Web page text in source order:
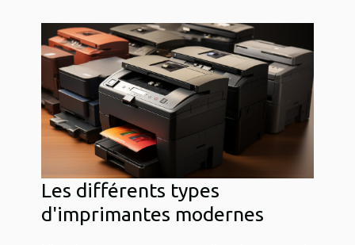
Les différents types
d'imprimantes modernes